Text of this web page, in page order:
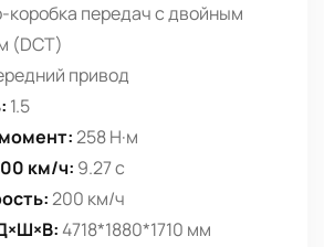
коробка передач с двойным
(DCT)
привод
1.5
258 Н·м
км/ч: 9.27 с
200 км/ч
4718*1880*1710 мм